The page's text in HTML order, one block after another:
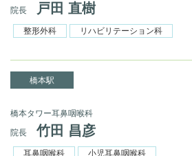
院長
戸田 直樹
整形外科 リハビリテーション科
橋本駅
橋本タワー耳鼻咽喉科
院長
竹田 昌彦
耳鼻咽喉科 小児耳鼻咽喉科